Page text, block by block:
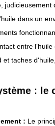
dans un
entre
taches
:
: Le